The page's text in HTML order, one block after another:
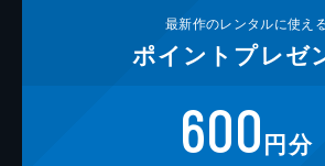
最新作のレンタルに使え
ポイント プレゼ
600円分